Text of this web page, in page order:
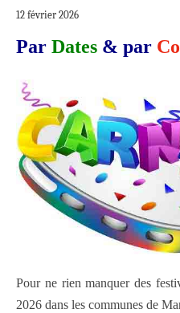
12 février 2026
Par Dates & par
Pour ne rien manquer des
2026 dans les communes de